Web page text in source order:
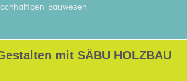
Bauwesen
mit SÄBU HOLZBAU